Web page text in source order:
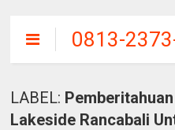
0813-
SITU
CIWIDEY,
LABEL:
Lakeside Rancabali